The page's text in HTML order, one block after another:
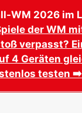
WM 2026 im
der WM
verpasst?
4 Geräten
testen ➡️